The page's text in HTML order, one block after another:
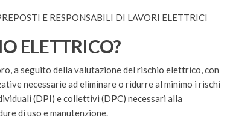
E RESPONSABILI DI LAVORI ELETTRICI
ELETTRICO?
a seguito della valutazione del rischio elettrico, con
necessarie ad eliminare o ridurre al minimo i rischi
(DPI) e collettivi (DPC) necessari alla
di uso e manutenzione.